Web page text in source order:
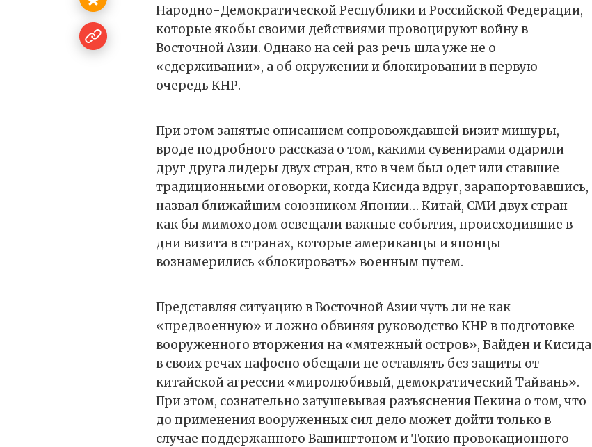
Народно-Демократической Республики и Российской Федерации,
которые якобы своими действиями провоцируют войну в
Восточной Азии. Однако на сей раз речь шла уже не о
«сдерживании», а об окружении и блокировании в первую
очередь КНР.
При этом занятые описанием сопровождавшей визит мишуры,
вроде подробного рассказа о том, какими сувенирами одарили
друг друга лидеры двух стран, кто в чем был одет или ставшие
традиционными оговорки, когда Кисида вдруг, зарапортовавшись,
назвал ближайшим союзником Японии… Китай, СМИ двух стран
как бы мимоходом освещали важные события, происходившие в
дни визита в странах, которые американцы и японцы
вознамерились «блокировать» военным путем.
Представляя ситуацию в Восточной Азии чуть ли не как
«предвоенную» и ложно обвиняя руководство КНР в подготовке
вооруженного вторжения на «мятежный остров», Байден и Кисида
в своих речах пафосно обещали не оставлять без защиты от
китайской агрессии «миролюбивый, демократический Тайвань».
При этом, сознательно затушевывая разъяснения Пекина о том, что
до применения вооруженных сил дело может дойти только в
случае поддержанного Вашингтоном и Токио провокационного